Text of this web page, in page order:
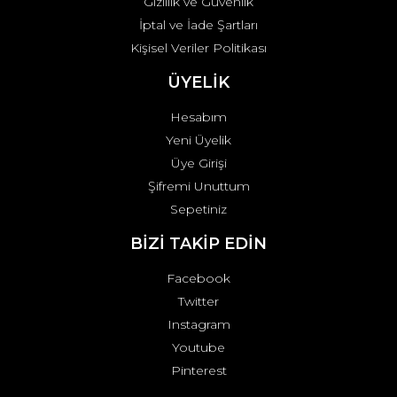
İptal ve İade Şartları
Kişisel Veriler Politikası
ÜYELİK
Hesabım
Yeni Üyelik
Üye Girişi
Şifremi Unuttum
Sepetiniz
BİZİ TAKİP EDİN
Facebook
Twitter
Instagram
Youtube
Pinterest